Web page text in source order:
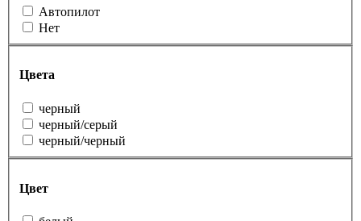
Автопилот
Нет
Цвета
черный
черный/серый
черный/черный
Цвет